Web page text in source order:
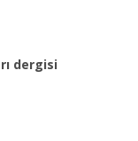
dergisi